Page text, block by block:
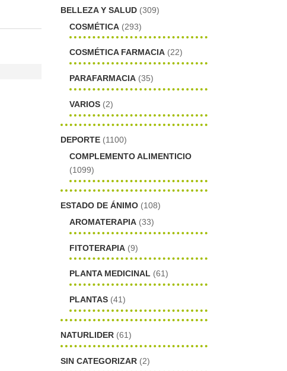
BELLEZA Y SALUD (309)
COSMÉTICA (293)
COSMÉTICA FARMACIA (22)
PARAFARMACIA (35)
VARIOS (2)
DEPORTE (1100)
COMPLEMENTO ALIMENTICIO
(1099)
ESTADO DE ÁNIMO (108)
AROMATERAPIA (33)
FITOTERAPIA (9)
PLANTA MEDICINAL (61)
PLANTAS (41)
NATURLIDER (61)
SIN CATEGORIZAR (2)